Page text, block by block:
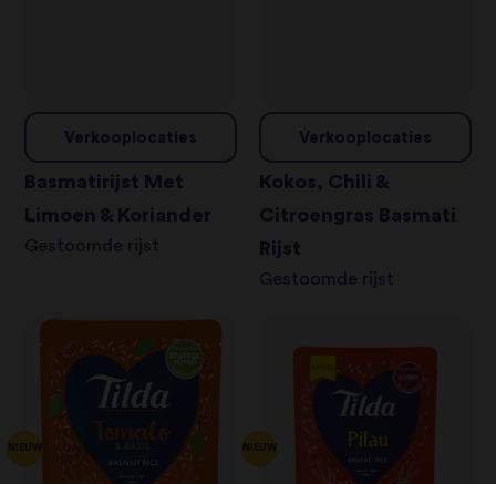
Verkooplocaties
Basmatirijst Met
Limoen & Koriander
Gestoomde rijst
Verkooplocaties
Kokos, Chili &
Citroengras Basmati
Rijst
Gestoomde rijst
NIEUW NIEUW